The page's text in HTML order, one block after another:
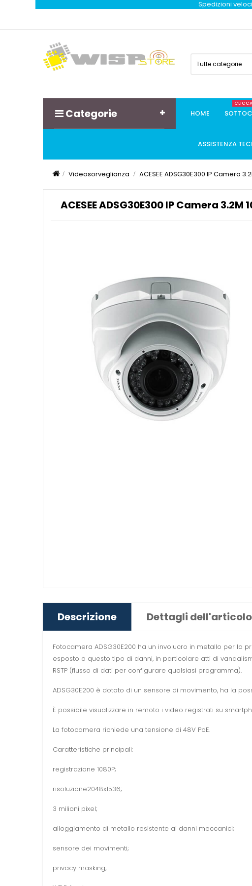
Spedizioni
Tutte categorie
Categorie HOME
ASSISTENZA
Videosorveglianza ACESEE ADSG30E300 IP Camera
ACESEE ADSG30E300 IP Camera 3.2M
Descrizione Dettagli dell'articolo
Fotocamera ADSG30E200 ha un involucro in metallo per
esposto a questo tipo di danni, in particolare atti di
RSTP (flusso di dati per configurare qualsiasi programma).
ADSG30E200 è dotato di un sensore di movimento, ha la
È possibile visualizzare in remoto i video registrati su
La fotocamera richiede una tensione di 48V PoE.
Caratteristiche principali:
registrazione 1080P;
risoluzione2048x1536;
3 milioni pixel;
alloggiamento di metallo resistente ai danni meccanici;
sensore dei movimenti;
privacy masking;